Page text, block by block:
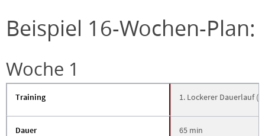
Beispiel 16-Wochen-Plan:
Woche 1
Training
Dauer
1. Lockerer Dauerlauf
65 min